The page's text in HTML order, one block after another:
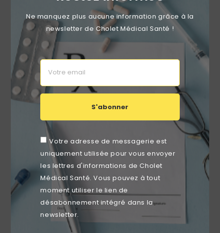
Ne manquez plus aucune information grâce à la
newsletter de Cholet Médical Santé !
S'abonner
Votre adresse de messagerie est
uniquement utilisée pour vous envoyer
les lettres d'informations de Cholet
Médical Santé. Vous pouvez à tout
moment utiliser le lien de
désabonnement intégré dans la
newsletter.
Distributeur Gel Hydroalcoolique Distrisafe Beige